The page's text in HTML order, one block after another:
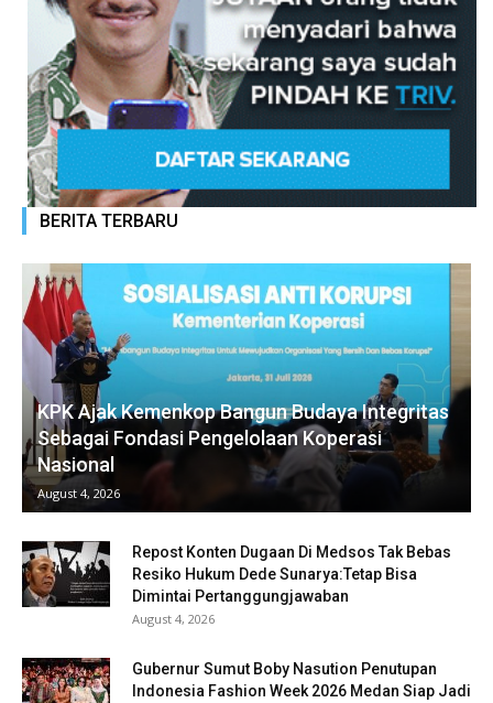
BERITA TERBARU
KPK Ajak Kemenkop Bangun Budaya Integritas
Sebagai Fondasi Pengelolaan Koperasi
Nasional
August 4, 2026
Repost Konten Dugaan Di Medsos Tak Bebas
Resiko Hukum Dede Sunarya:Tetap Bisa
Dimintai Pertanggungjawaban
August 4, 2026
Gubernur Sumut Boby Nasution Penutupan
Indonesia Fashion Week 2026 Medan Siap Jadi